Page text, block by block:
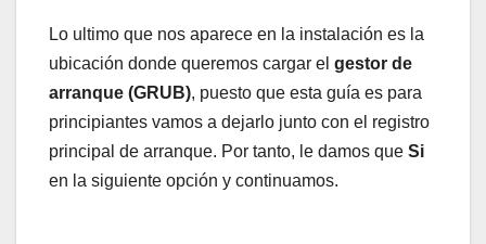
Lo ultimo que nos aparece en la instalación es la
ubicación donde queremos cargar el gestor de
arranque (GRUB), puesto que esta guía es para
principiantes vamos a dejarlo junto con el registro
principal de arranque. Por tanto, le damos que Si
en la siguiente opción y continuamos.